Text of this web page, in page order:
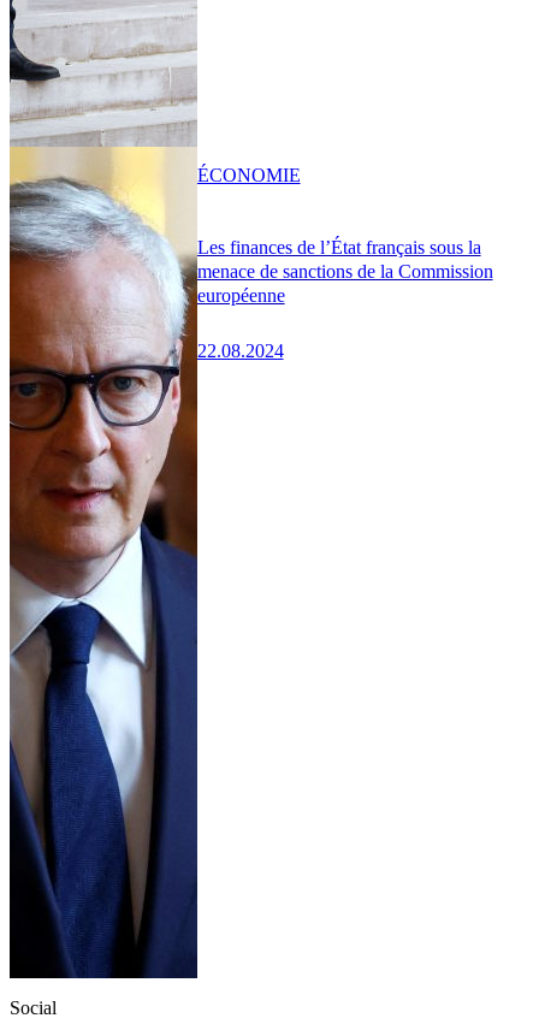
Les finances de l’État français sous la
menace de sanctions de la Commission
européenne
22.08.2024
ÉCONOMIE
Social